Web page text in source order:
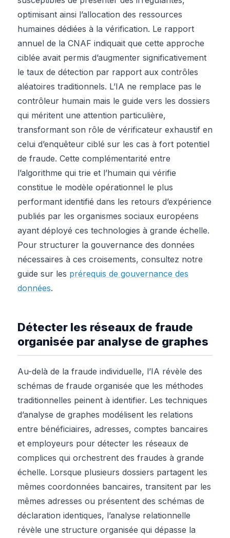
optimisant ainsi l’allocation des ressources
humaines dédiées à la vérification. Le rapport
annuel de la CNAF indiquait que cette approche
ciblée avait permis d’augmenter significativement
le taux de détection par rapport aux contrôles
aléatoires traditionnels. L’IA ne remplace pas le
contrôleur humain mais le guide vers les dossiers
qui méritent une attention particulière,
transformant son rôle de vérificateur exhaustif en
celui d’enquêteur ciblé sur les cas à fort potentiel
de fraude. Cette complémentarité entre
l’algorithme qui trie et l’humain qui vérifie
constitue le modèle opérationnel le plus
performant identifié dans les retours d’expérience
publiés par les organismes sociaux européens
ayant déployé ces technologies à grande échelle.
Pour structurer la gouvernance des données
nécessaires à ces croisements, consultez notre
guide sur les prérequis de gouvernance des
données.
Détecter les réseaux de fraude
organisée par analyse de graphes
Au-delà de la fraude individuelle, l’IA révèle des
schémas de fraude organisée que les méthodes
traditionnelles peinent à identifier. Les techniques
d’analyse de graphes modélisent les relations
entre bénéficiaires, adresses, comptes bancaires
et employeurs pour détecter les réseaux de
complices qui orchestrent des fraudes à grande
échelle. Lorsque plusieurs dossiers partagent les
mêmes coordonnées bancaires, transitent par les
mêmes adresses ou présentent des schémas de
déclaration identiques, l’analyse relationnelle
révèle une structure organisée qui dépasse la